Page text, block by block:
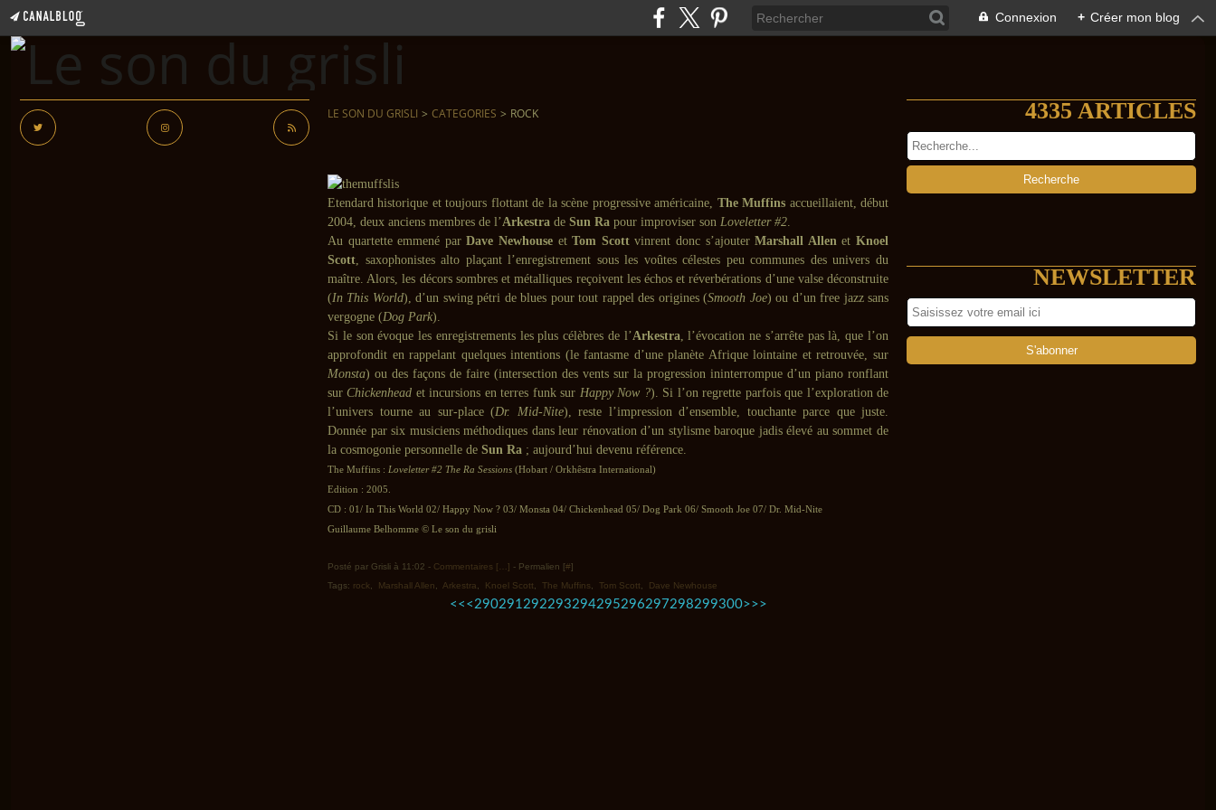
Connexion + Créer mon blog
LE SON DU GRISLI > CATEGORIES > ROCK
Etendard historique et toujours flottant de la scène progressive américaine, The Muffins accueillaient, début
2004, deux anciens membres de l’Arkestra de Sun Ra pour improviser son Loveletter #2.
Au quartette emmené parDave Newhouse etTom Scottvinrent donc s’ajouterMarshall AllenetKnoel
Scott, saxophonistes alto plaçant l’enregistrement sous les voûtes célestes peu communes des univers du
maître. Alors, les décors sombres et métalliques reçoivent les échos et réverbérations d’une valse déconstruite
(In This World), d’un swing pétri de blues pour tout rappel des origines (Smooth Joe) ou d’un free jazz sans
vergogne (Dog Park).
Si le son évoque les enregistrements les plus célèbres de l’Arkestra, l’évocation ne s’arrête pas là, que l’on
approfondit en rappelant quelques intentions (le fantasme d’une planète Afrique lointaine et retrouvée, sur
Monsta) ou des façons de faire (intersection des vents sur la progression ininterrompue d’un piano ronflant
surChickenhead et incursions en terres funk sur Happy Now ?). Si l’on regrette parfois que l’exploration de
l’univers tourne au sur-place (Dr. Mid-Nite), reste l’impression d’ensemble, touchante parce que juste.
Donnée par six musiciens méthodiques dans leur rénovation d’un stylisme baroque jadis élevé au sommet de
la cosmogonie personnelle de Sun Ra ; aujourd’hui devenu référence.
The Muffins : Loveletter #2 The Ra Sessions (Hobart / Orkhêstra International)
Edition : 2005.
CD : 01/ In This World 02/ Happy Now ? 03/ Monsta 04/ Chickenhead 05/ Dog Park 06/ Smooth Joe 07/ Dr. Mid-Nite
Guillaume Belhomme © Le son du grisli
Posté par Grisli à 11:02 - Commentaires [ ] - Permalien [#]
Tags: rock Marshall Allen Arkestra Knoel Scott The Muffins Tom Scott Dave Newhouse
<< < 200
210
220
230
240
250
260
270
280
290291292293294295296297298299300>>>
4335 ARTICLES
NEWSLETTER